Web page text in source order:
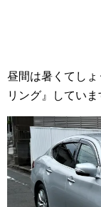
昼間は暑くてし
リング』していま